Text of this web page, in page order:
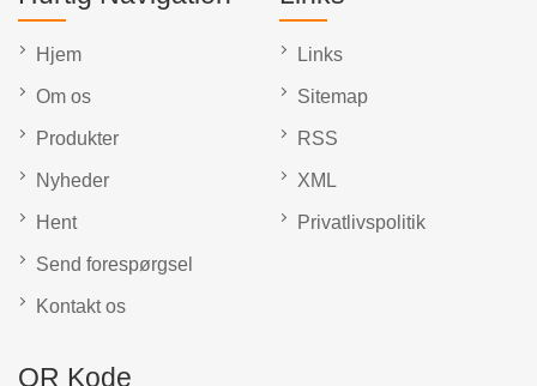
Hjem
Om os
Produkter
Nyheder
Hent
Send forespørgsel
Kontakt os
Links
Sitemap
RSS
XML
Privatlivspolitik
QR Kode